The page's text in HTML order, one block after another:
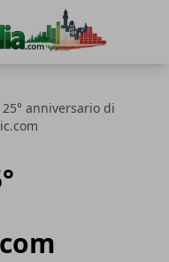
25° anniversario di